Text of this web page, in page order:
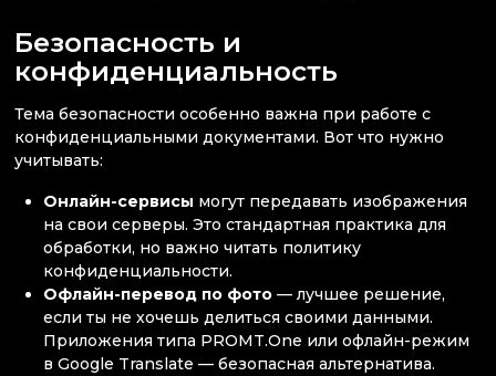
Безопасность и
конфиденциальность
Тема безопасности особенно важна при работе с
конфиденциальными документами. Вот что нужно
учитывать:
Онлайн-сервисы могут передавать изображения
на свои серверы. Это стандартная практика для
обработки, но важно читать политику
конфиденциальности.
Офлайн-перевод по фото — лучшее решение,
если ты не хочешь делиться своими данными.
Приложения типа PROMT.One или офлайн-режим
в Google Translate — безопасная альтернатива.